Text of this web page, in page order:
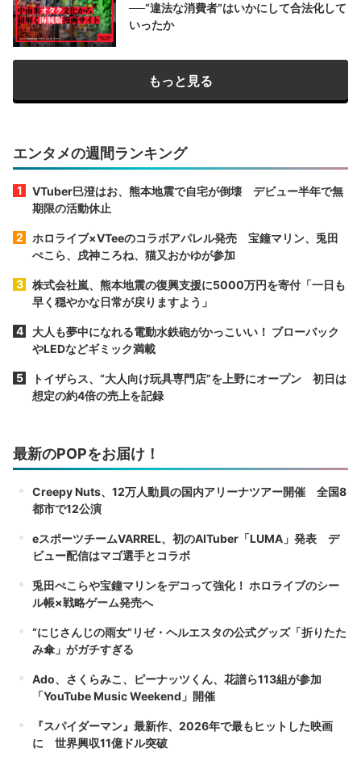
──“違法な消費者”はいかにして合法化して
いったか
もっと見る
エンタメの週間ランキング
VTuber巳澄はお、熊本地震で自宅が倒壊 デビュー半年で無
期限の活動休止
ホロライブ×VTeeのコラボアパレル発売 宝鐘マリン、兎田
ぺこら、戌神ころね、猫又おかゆが参加
株式会社嵐、熊本地震の復興支援に5000万円を寄付「一日も
早く穏やかな日常が戻りますよう」
大人も夢中になれる電動水鉄砲がかっこいい！ ブローバック
やLEDなどギミック満載
トイザらス、“大人向け玩具専門店”を上野にオープン 初日は
想定の約4倍の売上を記録
最新のPOPをお届け！
Creepy Nuts、12万人動員の国内アリーナツアー開催 全国8
都市で12公演
eスポーツチームVARREL、初のAITuber「LUMA」発表 デ
ビュー配信はマゴ選手とコラボ
兎田ぺこらや宝鐘マリンをデコって強化！ ホロライブのシー
ル帳×戦略ゲーム発売へ
“にじさんじの雨女”リゼ・ヘルエスタの公式グッズ「折りたた
み傘」がガチすぎる
Ado、さくらみこ、ピーナッツくん、花譜ら113組が参加
「YouTube Music Weekend」開催
『スパイダーマン』最新作、2026年で最もヒットした映画
に 世界興収11億ドル突破